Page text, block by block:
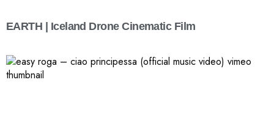
EARTH | Iceland Drone Cinematic Film